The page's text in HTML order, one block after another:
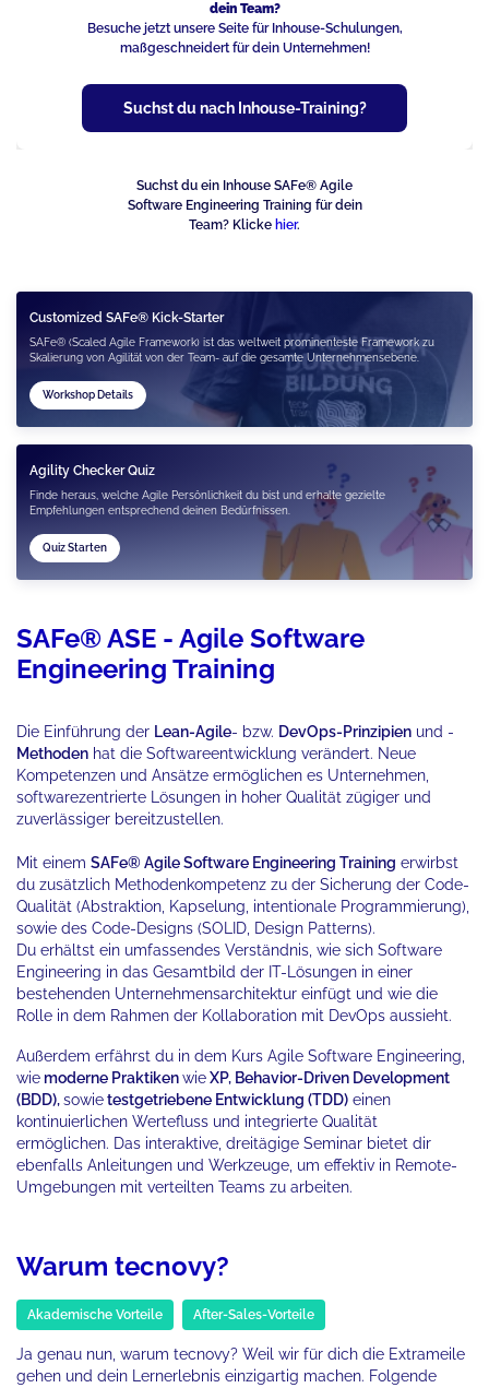
dein Team?
Besuche jetzt unsere Seite für Inhouse-Schulungen,
maßgeschneidert für dein Unternehmen!
Suchst du nach Inhouse-Training?
Suchst du ein Inhouse SAFe® Agile
Software Engineering Training für dein
Team? Klicke hier.
Customized SAFe® Kick-Starter
SAFe® (Scaled Agile Framework) ist das weltweit prominenteste Framework zu
Skalierung von Agilität von der Team- auf die gesamte Unternehmensebene.
Workshop Details
Agility Checker Quiz
Finde heraus, welche Agile Persönlichkeit du bist und erhalte gezielte
Empfehlungen entsprechend deinen Bedürfnissen.
Quiz Starten
SAFe® ASE - Agile Software
Engineering Training
Die Einführung der Lean-Agile- bzw. DevOps-Prinzipien und -
Methoden hat die Softwareentwicklung verändert. Neue
Kompetenzen und Ansätze ermöglichen es Unternehmen,
softwarezentrierte Lösungen in hoher Qualität zügiger und
zuverlässiger bereitzustellen.
Mit einem SAFe® Agile Software Engineering Training erwirbst
du zusätzlich Methodenkompetenz zu der Sicherung der Code-
Qualität (Abstraktion, Kapselung, intentionale Programmierung),
sowie des Code-Designs (SOLID, Design Patterns).
Du erhältst ein umfassendes Verständnis, wie sich Software
Engineering in das Gesamtbild der IT-Lösungen in einer
bestehenden Unternehmensarchitektur einfügt und wie die
Rolle in dem Rahmen der Kollaboration mit DevOps aussieht.
Außerdem erfährst du in dem Kurs Agile Software Engineering,
wie moderne PraktikenwieXP, Behavior-Driven Development
(BDD),sowietestgetriebene Entwicklung (TDD) einen
kontinuierlichen Wertefluss und integrierte Qualität
ermöglichen. Das interaktive, dreitägige Seminar bietet dir
ebenfalls Anleitungen und Werkzeuge, um effektiv in Remote-
Umgebungen mit verteilten Teams zu arbeiten.
Warum tecnovy?
Akademische Vorteile After-Sales-Vorteile
Ja genau nun, warum tecnovy? Weil wir für dich die Extrameile
gehen und dein Lernerlebnis einzigartig machen. Folgende